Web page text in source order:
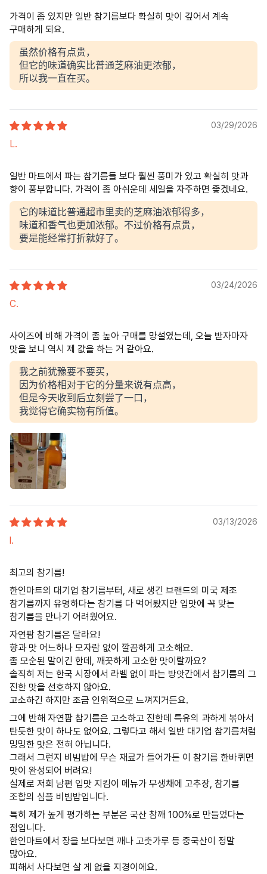
가격이 좀 있지만 일반 참기름보다 확실히 맛이 깊어서 계속
구매하게 되요.
虽然价格有点贵，
但它的味道确实比普通芝麻油更浓郁，
所以我一直在买。
03/29/2026
L.
일반 마트에서 파는 참기름들 보다 훨씬 풍미가 있고 확실히 맛과
향이 풍부합니다. 가격이 좀 아쉬운데 세일을 자주하면 좋겠네요.
它的味道比普通超市里卖的芝麻油浓郁得多，
味道和香气也更加浓郁。不过价格有点贵，
要是能经常打折就好了。
03/24/2026
C.
사이즈에 비해 가격이 좀 높아 구매를 망설였는데, 오늘 받자마자
맛을 보니 역시 제 값을 하는 거 같아요.
我之前犹豫要不要买，
因为价格相对于它的分量来说有点高，
但是今天收到后立刻尝了一口，
我觉得它确实物有所值。
03/13/2026
l.
최고의 참기름!
한인마트의 대기업 참기름부터, 새로 생긴 브랜드의 미국 제조
참기름까지 유명하다는 참기름 다 먹어봤지만 입맛에 꼭 맞는
참기름을 만나기 어려웠어요.
자연팜 참기름은 달라요!
향과 맛 어느하나 모자람 없이 깔끔하게 고소해요.
좀 모순된 말이긴 한데, 깨끗하게 고소한 맛이랄까요?
솔직히 저는 한국 시장에서 라벨 없이 파는 방앗간에서 참기름의 그
진한 맛을 선호하지 않아요.
고소하긴 하지만 조금 인위적으로 느껴지거든요.
그에 반해 자연팜 참기름은 고소하고 진한데 특유의 과하게 볶아서
탄듯한 맛이 하나도 없어요. 그렇다고 해서 일반 대기업 참기름처럼
밍밍한 맛은 전혀 아닙니다.
그래서 그런지 비빔밥에 무슨 재료가 들어가든 이 참기름 한바퀴면
맛이 완성되어 버려요!
실제로 저희 남편 입맛 지킴이 메뉴가 무생채에 고추장, 참기름
조합의 심플 비빔밥입니다.
특히 제가 높게 평가하는 부분은 국산 참깨 100%로 만들었다는
점입니다.
한인마트에서 장을 보다보면 깨나 고춧가루 등 중국산이 정말
많아요.
피해서 사다보면 살 게 없을 지경이에요.